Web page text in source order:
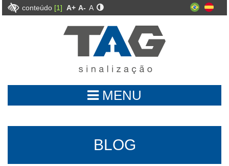
conteúdo [1] A+ A- A
MENU
BLOG